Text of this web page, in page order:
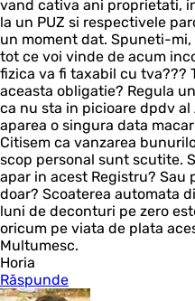
vand cativa ani proprietati,
la un PUZ si respectivele
un moment dat. Spuneti-
tot ce voi vinde de acum
fizica va fi taxabil cu tva???
aceasta obligatie? Regula
ca nu sta in picioare dpdv
aparea o singura data
Citisem ca vanzarea
scop personal sunt scutite.
apar in acest Registru?
doar? Scoaterea automata
luni de deconturi pe zero
oricum pe viata de plata
Multumesc.
Horia
Răspunde